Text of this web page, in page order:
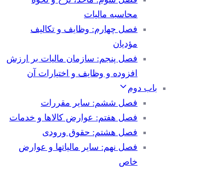
محاسبه مالیات
فصل چهارم: وظایف و تکالیف
مؤدیان
فصل پنجم: سازمان مالیات بر ارزش
افزوده و وظایف و اختیارات آن
باب دوم
فصل ششم: سایر مقررات
فصل هفتم: عوارض کالاها و خدمات
فصل هشتم: حقوق ورودی
فصل نهم: سایر مالیاتها و عوارض
خاص